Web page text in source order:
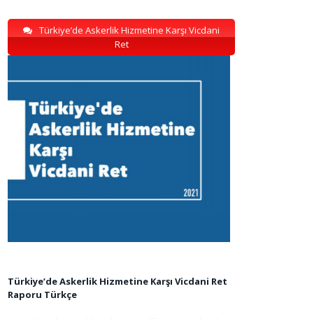
Türkiye’de Askerlik Hizmetine Karşı Vicdani
Ret
Türkiye’de Askerlik Hizmetine Karşı Vicdani Ret
Raporu Türkçe